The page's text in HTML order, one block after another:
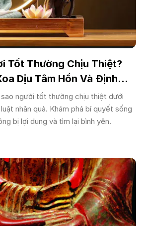
Tốt Thường Chịu Thiệt?
Dịu Tâm Hồn Và Định
Phúc
sao người tốt thường chịu thiệt dưới
nhân quả. Khám phá bí quyết sống
bị lợi dụng và tìm lại bình yên.